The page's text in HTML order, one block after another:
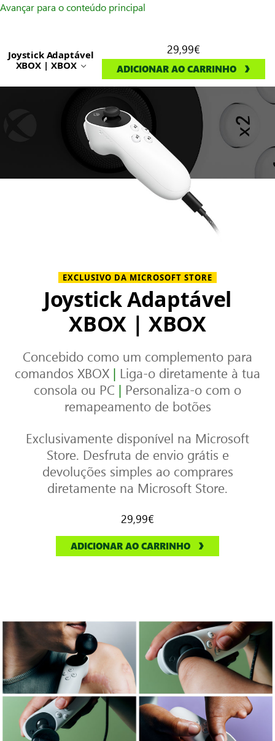
Avançar para o conteúdo principal
Joystick Adaptável
XBOX | XBOX
29,99€
ADICIONAR AO CARRINHO
EXCLUSIVO DA MICROSOFT STORE
Joystick Adaptável
XBOX | XBOX
Concebido como um complemento para
comandos XBOX | Liga-o diretamente à tua
consola ou PC | Personaliza-o com o
remapeamento de botões
Exclusivamente disponível na Microsoft
Store. Desfruta de envio grátis e
devoluções simples ao comprares
diretamente na Microsoft Store.
29,99€
ADICIONAR AO CARRINHO